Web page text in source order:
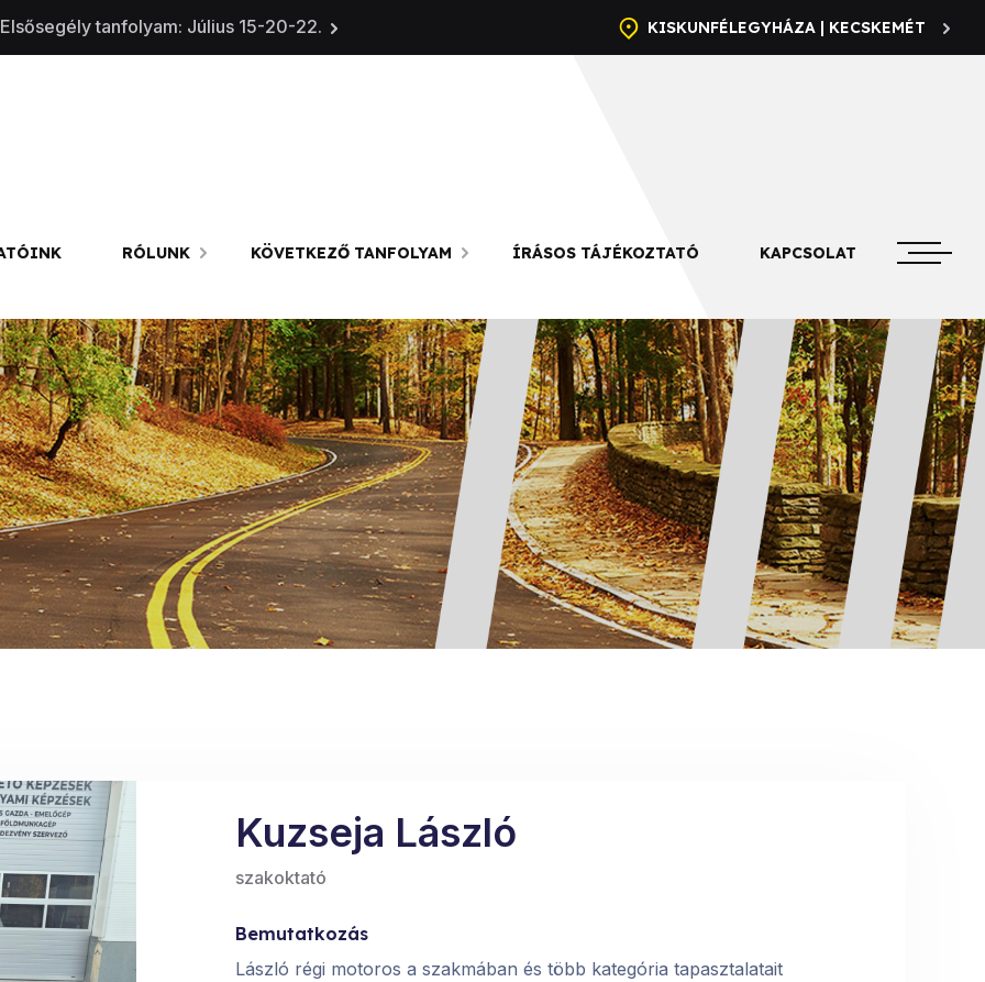
tanfolyam: Július 15-20-22. KISKUNFÉLEGYHÁZA | KECSKEMÉT
RÓLUNK KÖVETKEZŐ TANFOLYAM ÍRÁSOS TÁJÉKOZTATÓ KAPCSOLAT
Kuzseja László
szakoktató
Bemutatkozás
László régi motoros a szakmában és több kategória tapasztalatait